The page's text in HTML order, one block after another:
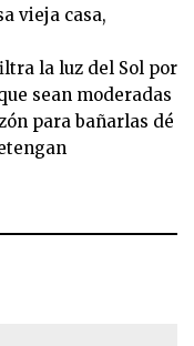
vieja casa,
la luz del Sol por
sean moderadas
para bañarlas dé